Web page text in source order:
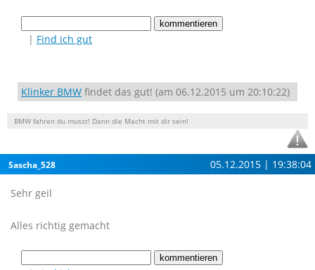
| Find ich gut
Klinker BMW findet das gut! (am 06.12.2015 um 20:10:22)
BMW fahren du musst! Dann die Macht mit dir sein!
Sascha_528 05.12.2015 | 19:38:04
Sehr geil
Alles richtig gemacht